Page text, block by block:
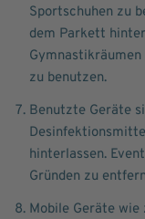
Sportschuhen zu
dem Parkett
zu benutzen.
Benutzte Geräte
hinterlassen.
Gründen zu
Mobile Geräte wie